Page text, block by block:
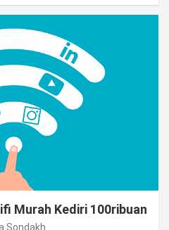
Murah Kediri 100ribuan
Sondakh